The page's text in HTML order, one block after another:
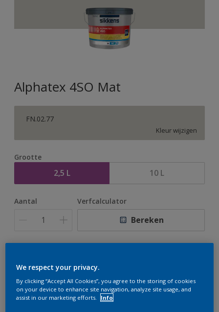
Alphatex 4SO Mat
FN.02.77
Kleur wijzigen
Grootte
2,5 L 10 L
Aantal Verfcalculator
Bereken
te bestellen. Houd de website in de gaten, we werken
We respect your privacy.
By clicking “Accept All Cookies”, you agree to the storing of cookies
on your device to enhance site navigation, analyze site usage, and
assist in our marketing efforts.
Info